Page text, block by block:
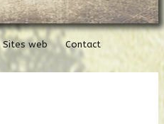
Sites web Contact